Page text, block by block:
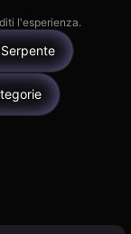
l'esperienza.
Serpente